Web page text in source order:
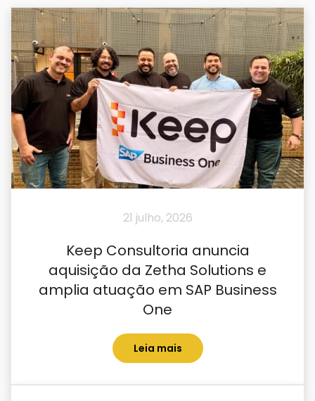
21 julho, 2026
Keep Consultoria anuncia
aquisição da Zetha Solutions e
amplia atuação em SAP Business
One
Leia mais